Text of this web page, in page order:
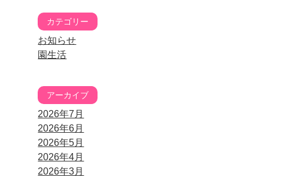
カテゴリー
お知らせ
園生活
アーカイブ
2026年7月
2026年6月
2026年5月
2026年4月
2026年3月